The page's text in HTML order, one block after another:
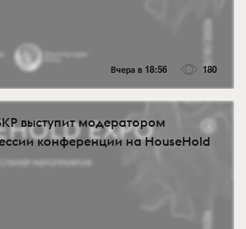
Вчера в 18:56 180
выступит модератором
конференции на HouseHold